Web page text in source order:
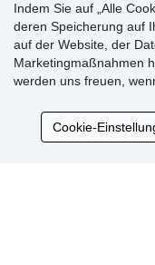
Sehr schöne Ware
netter Kontakt.
Indem Sie auf „Alle
deren Speicherung auf
auf der Website, der
Marketingmaßnahmen
werden uns freuen,
Cookie-